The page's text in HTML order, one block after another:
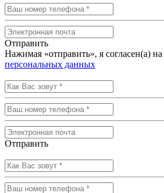
Отправить
Нажимая «отправить», я согласен(а) на
персональных данных
Отправить